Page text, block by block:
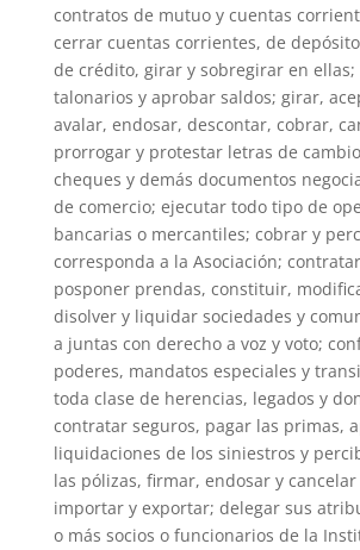
contratos de mutuo y cuentas
cerrar cuentas corrientes, de
de crédito, girar y sobregirar en
talonarios y aprobar saldos; girar,
avalar, endosar, descontar, cobrar,
prorrogar y protestar letras de
cheques y demás documentos
de comercio; ejecutar todo tipo de
bancarias o mercantiles; cobrar y
corresponda a la Asociación;
posponer prendas, constituir,
disolver y liquidar sociedades y
a juntas con derecho a voz y voto;
poderes, mandatos especiales y
toda clase de herencias, legados y
contratar seguros, pagar las primas,
liquidaciones de los siniestros y
las pólizas, firmar, endosar y
importar y exportar; delegar sus
o más socios o funcionarios de la